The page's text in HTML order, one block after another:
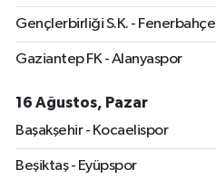
Gençlerbirliği S.K. - Fenerbahçe
Gaziantep FK - Alanyaspor
16 Ağustos, Pazar
Başakşehir - Kocaelispor
Beşiktaş - Eyüpspor